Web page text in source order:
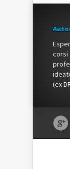
corsi
(ex